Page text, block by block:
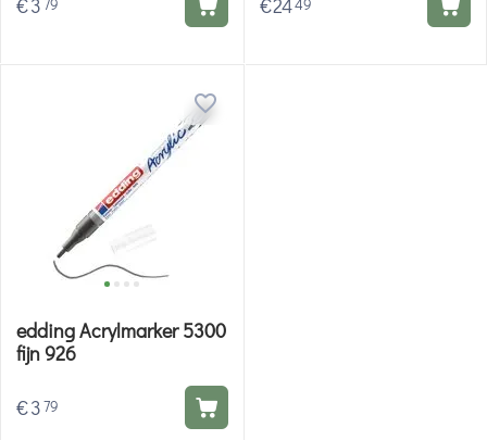
edding Acrylmarker 5300
fijn 926
€379